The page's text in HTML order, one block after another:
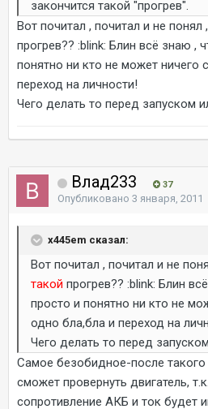
закончится такой "прогрев".
Вот почитал , почитал и не понял
прогрев?? :blink: Блин всё знаю ,
понятно ни кто не может ничего
переход на личности!
Чего делать то перед запуском
Влад233 37
Опубликовано 3 января, 2011
x445em сказал:
Вот почитал , почитал и не
такой прогрев?? :blink: Блин
просто и понятно ни кто не
одно бла,бла и переход на
Чего делать то перед
Самое безобидное-после такого
сможет провернуть двигатель,
сопротивление АКБ и ток будет